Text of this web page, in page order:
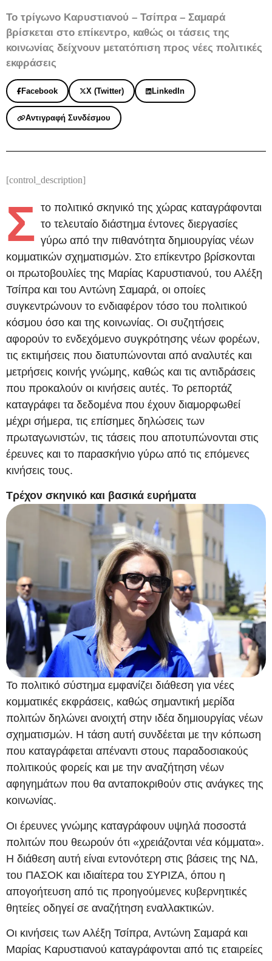
Το τρίγωνο Καρυστιανού – Τσίπρα – Σαμαρά
βρίσκεται στο επίκεντρο, καθώς οι τάσεις της
κοινωνίας δείχνουν μετατόπιση προς νέες πολιτικές
εκφράσεις
Facebook X (Twitter) LinkedIn
Αντιγραφή Συνδέσμου
[control_description]
Σ το πολιτικό σκηνικό της χώρας καταγράφονται
το τελευταίο διάστημα έντονες διεργασίες
γύρω από την πιθανότητα δημιουργίας νέων
κομματικών σχηματισμών. Στο επίκεντρο βρίσκονται
οι πρωτοβουλίες της Μαρίας Καρυστιανού, του Αλέξη
Τσίπρα και του Αντώνη Σαμαρά, οι οποίες
συγκεντρώνουν το ενδιαφέρον τόσο του πολιτικού
κόσμου όσο και της κοινωνίας. Οι συζητήσεις
αφορούν το ενδεχόμενο συγκρότησης νέων φορέων,
τις εκτιμήσεις που διατυπώνονται από αναλυτές και
μετρήσεις κοινής γνώμης, καθώς και τις αντιδράσεις
που προκαλούν οι κινήσεις αυτές. Το ρεπορτάζ
καταγράφει τα δεδομένα που έχουν διαμορφωθεί
μέχρι σήμερα, τις επίσημες δηλώσεις των
πρωταγωνιστών, τις τάσεις που αποτυπώνονται στις
έρευνες και το παρασκήνιο γύρω από τις επόμενες
κινήσεις τους.
Τρέχον σκηνικό και βασικά ευρήματα
Το πολιτικό σύστημα εμφανίζει διάθεση για νέες
κομματικές εκφράσεις, καθώς σημαντική μερίδα
πολιτών δηλώνει ανοιχτή στην ιδέα δημιουργίας νέων
σχηματισμών. Η τάση αυτή συνδέεται με την κόπωση
που καταγράφεται απέναντι στους παραδοσιακούς
πολιτικούς φορείς και με την αναζήτηση νέων
αφηγημάτων που θα ανταποκριθούν στις ανάγκες της
κοινωνίας.
Οι έρευνες γνώμης καταγράφουν υψηλά ποσοστά
πολιτών που θεωρούν ότι «χρειάζονται νέα κόμματα».
Η διάθεση αυτή είναι εντονότερη στις βάσεις της ΝΔ,
του ΠΑΣΟΚ και ιδιαίτερα του ΣΥΡΙΖΑ, όπου η
απογοήτευση από τις προηγούμενες κυβερνητικές
θητείες οδηγεί σε αναζήτηση εναλλακτικών.
Οι κινήσεις των Αλέξη Τσίπρα, Αντώνη Σαμαρά και
Μαρίας Καρυστιανού καταγράφονται από τις εταιρείες